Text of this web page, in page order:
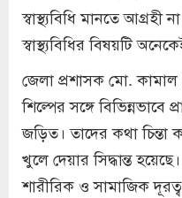
স্বাস্থ্যবিধি মানতে আগ্রহী
স্বাস্থ্যবিধির বিষয়টি
জেলা প্রশাসক মো.
শিল্পের সঙ্গে
জড়িত। তাদের কথা চিন্তা
খুলে দেয়ার সিদ্ধান্ত
শারীরিক ও সামাজিক